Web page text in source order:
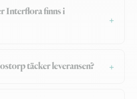
Interflora finns i
täcker leveransen?